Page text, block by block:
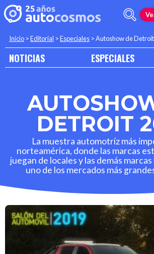
Inicio >Editorial >Especiales >Autoshow de
NOTICIAS ESPECIALES
DETROIT
La muestra automotríz más
norteamérica, donde las marcas
juegan de locales y las demás
uno de los mercados más